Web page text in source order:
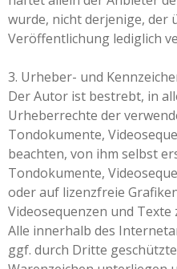
wurde, nicht derjenige, der
Veröffentlichung lediglich
3. Urheber- und
Der Autor ist bestrebt, in
Urheberrechte der
Tondokumente,
beachten, von ihm selbst
Tondokumente,
oder auf lizenzfreie
Videosequenzen und
Alle innerhalb des
ggf. durch Dritte